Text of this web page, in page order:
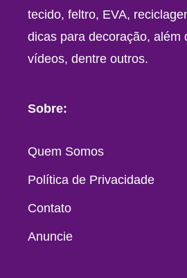
tecido, feltro, EVA,
dicas para decoração, além
vídeos, dentre outros.
Sobre:
Quem Somos
Política de Privacidade
Contato
Anuncie